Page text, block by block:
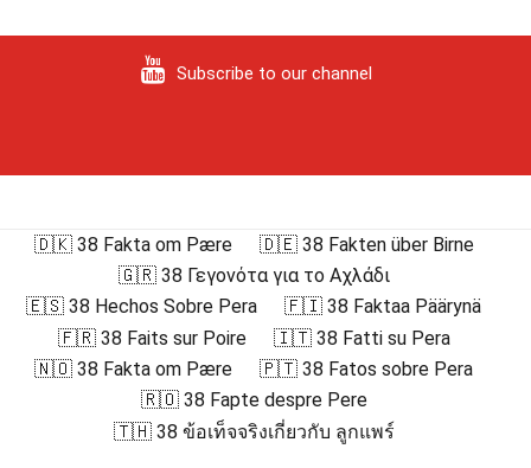
Subscribe to our channel
🇩🇰 38 Fakta om Pære
🇩🇪 38 Fakten über Birne
🇬🇷 38 Γεγονότα για το Αχλάδι
🇪🇸 38 Hechos Sobre Pera
🇫🇮 38 Faktaa Päärynä
🇫🇷 38 Faits sur Poire
🇮🇹 38 Fatti su Pera
🇳🇴 38 Fakta om Pære
🇵🇹 38 Fatos sobre Pera
🇷🇴 38 Fapte despre Pere
🇹🇭 38 ข้อเท็จจริงเกี่ยวกับ ลูกแพร์